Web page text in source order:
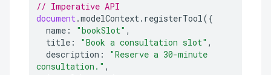
// Imperative API
document.modelContext. registerTool({
name : "bookSlot" ,
title : "Book a consultation slot" ,
description :
"Reserve a 30-minute
consultation." ,